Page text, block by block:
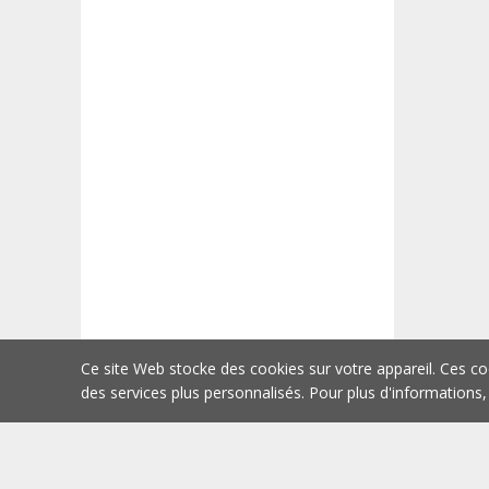
Ce site Web stocke des cookies sur votre appareil. Ces
des services plus personnalisés. Pour plus